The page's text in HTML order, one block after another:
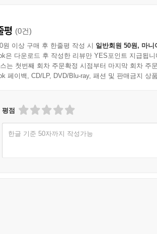
평 (0건)
원 이상 구매 후 한줄평 작성 시 일반회원 50원, 마니
은 다운로드 후 작성한 리뷰만 YES포인트 지급됩니
는 첫번째 회차 주문확정 시점부터 마지막 회차 주
페이백, CD/LP, DVD/Blu-ray, 패션 및 판매금지 상
평점
한글 기준 50자까지 작성가능